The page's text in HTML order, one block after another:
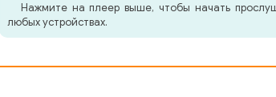
Нажмите на плеер выше, чтобы начать
любых устройствах.